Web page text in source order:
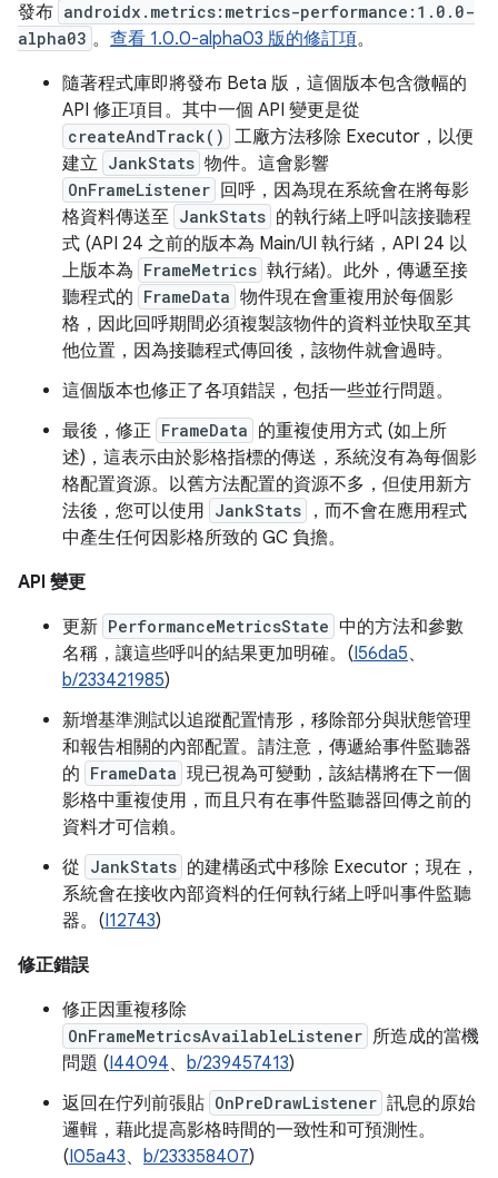
發布 androidx.metrics:metrics-performance:1.0.0-
alpha03 。 查看 1.0.0-alpha03 版的修訂項。
隨著程式庫即將發布 Beta 版，這個版本包含微幅的
API 修正項目。其中一個 API 變更是從
createAndTrack() 工廠方法移除 Executor，以便
建立 JankStats 物件。這會影響
OnFrameListener 回呼，因為現在系統會在將每影
格資料傳送至 JankStats 的執行緒上呼叫該接聽程
式 (API 24 之前的版本為 Main/UI 執行緒，API 24 以
上版本為 FrameMetrics 執行緒)。此外，傳遞至接
聽程式的 FrameData 物件現在會重複用於每個影
格，因此回呼期間必須複製該物件的資料並快取至其
他位置，因為接聽程式傳回後，該物件就會過時。
這個版本也修正了各項錯誤，包括一些並行問題。
最後，修正 FrameData 的重複使用方式 (如上所
述)，這表示由於影格指標的傳送，系統沒有為每個影
格配置資源。以舊方法配置的資源不多，但使用新方
法後，您可以使用 JankStats
，而不會在應用程式
中產生任何因影格所致的 GC 負擔。
API 變更
更新 PerformanceMetricsState 中的方法和參數
名稱，讓這些呼叫的結果更加明確。(I56da5、
b/233421985)
新增基準測試以追蹤配置情形，移除部分與狀態管理
和報告相關的內部配置。請注意，傳遞給事件監聽器
的 FrameData 現已視為可變動，該結構將在下一個
影格中重複使用，而且只有在事件監聽器回傳之前的
資料才可信賴。
從 JankStats 的建構函式中移除 Executor；現在，
系統會在接收內部資料的任何執行緒上呼叫事件監聽
器。(I12743)
修正錯誤
修正因重複移除
OnFrameMetricsAvailableListener 所造成的當機
問題 (I44094、 b/239457413)
返回在佇列前張貼 OnPreDrawListener 訊息的原始
邏輯，藉此提高影格時間的一致性和可預測性。
(I05a43、 b/233358407)